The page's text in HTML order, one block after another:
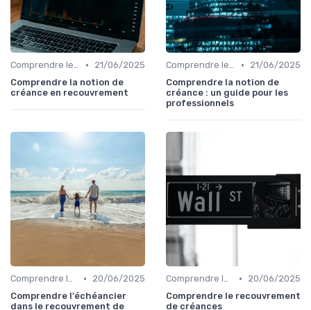
Comprendre le Recouvrement de Créances •
21/06/2025
Comprendre la notion de
créance en recouvrement
Comprendre le Recouvrement de Créances •
21/06/2025
Comprendre la notion de
créance : un guide pour les
professionnels
Comprendre le Recouvrement de Créances •
20/06/2025
Comprendre l'échéancier
dans le recouvrement de
Comprendre le Recouvrement de Créances •
20/06/2025
Comprendre le recouvrement
de créances